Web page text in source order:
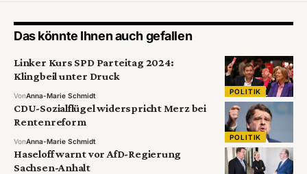
Das könnte Ihnen auch gefallen
POLITIK
Linker Kurs SPD Parteitag 2024:
Klingbeil unter Druck
VonAnna-Marie Schmidt
POLITIK
CDU-Sozialflügel widerspricht Merz bei
Rentenreform
VonAnna-Marie Schmidt
Haseloff warnt vor AfD-Regierung
Sachsen-Anhalt